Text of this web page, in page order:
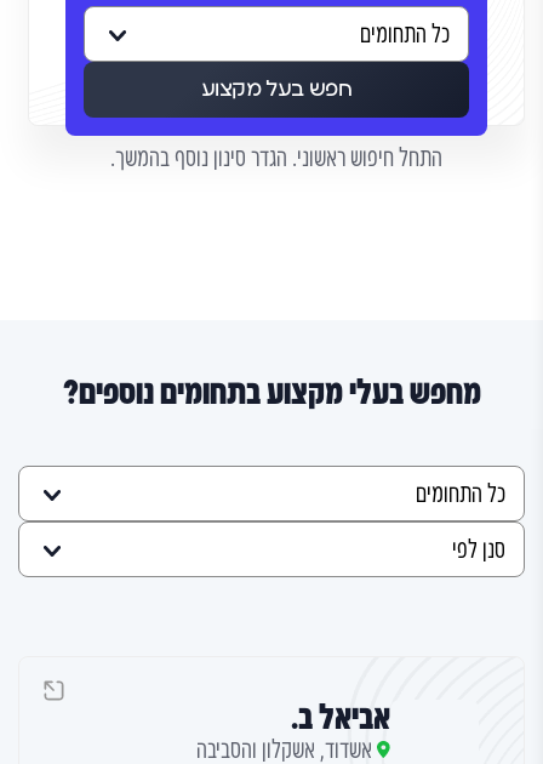
חפש בעל מקצוע
התחל חיפוש ראשוני. הגדר סינון נוסף בהמשך.
מחפש בעלי מקצוע בתחומים נוספים?
אביאל ב.
אשדוד, אשקלון והסביבה